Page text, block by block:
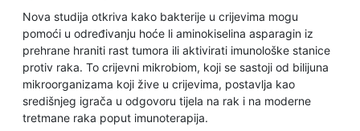
Nova studija otkriva kako bakterije u crijevima mogu
pomoći u određivanju hoće li aminokiselina asparagin iz
prehrane hraniti rast tumora ili aktivirati imunološke stanice
protiv raka. To crijevni mikrobiom, koji se sastoji od bilijuna
mikroorganizama koji žive u crijevima, postavlja kao
središnjeg igrača u odgovoru tijela na rak i na moderne
tretmane raka poput imunoterapija.